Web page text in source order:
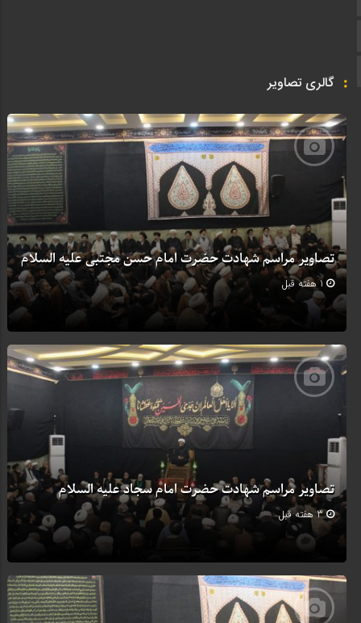
گالری تصاویر
تصاویر مراسم شهادت حضرت امام حسن مجتبی علیه السلام
1 هفته قبل
تصاویر مراسم شهادت حضرت امام سجاد علیه السلام
3 هفته قبل